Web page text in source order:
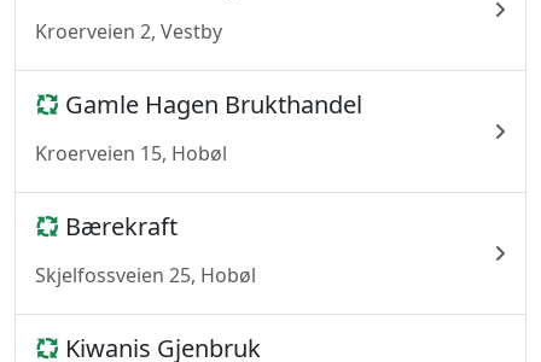
Kroerveien 2, Vestby
Gamle Hagen Brukthandel
Kroerveien 15, Hobøl
Bærekraft
Skjelfossveien 25, Hobøl
Kiwanis Gjenbruk